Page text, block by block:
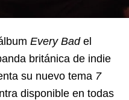
Every Badel
británica de indie
su nuevo tema 7
disponible en todas